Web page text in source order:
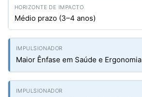
Médio prazo (3–4 anos)
Maior Ênfase em Saúde e Ergonomia